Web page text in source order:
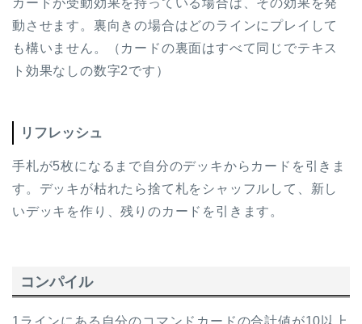
カードが受動効果を持っている場合は、その効果を発
動させます。裏向きの場合はどのラインにプレイして
も構いません。（カードの裏面はすべて同じでテキス
ト効果なしの数字2です）
リフレッシュ
手札が5枚になるまで自分のデッキからカードを引きま
す。デッキが枯れたら捨て札をシャッフルして、新し
いデッキを作り、残りのカードを引きます。
コンパイル